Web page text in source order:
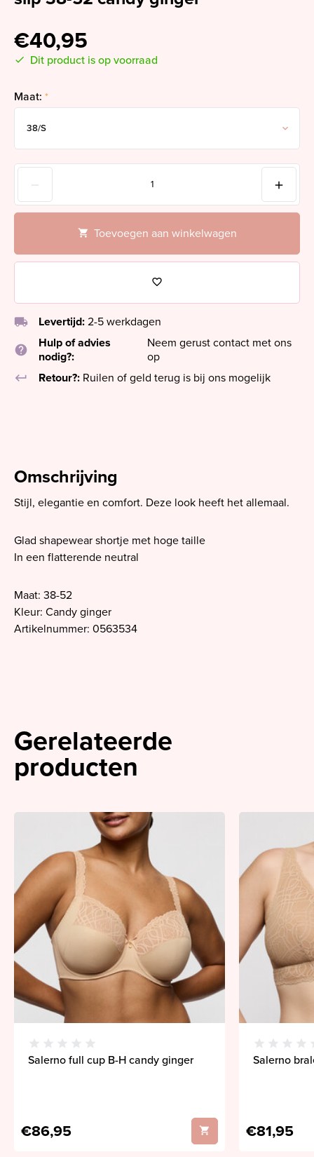
€40,95
Dit product is op voorraad
Maat: *
Toevoegen aan winkelwagen
local_shipping Levertijd: 2-5 werkdagen
help
Hulp of advies
nodig?:
Neem gerust contact met ons
op
keyboard_return
Retour?: Ruilen of geld terug is bij ons mogelijk
Omschrijving
Stijl, elegantie en comfort. Deze look heeft het allemaal.
Glad shapewear shortje met hoge taille
In een flatterende neutral
Maat: 38-52
Kleur: Candy ginger
Artikelnummer: 0563534
Gerelateerde
producten
Salerno full cup B-H candy ginger
€86,95
Salerno
€81,95